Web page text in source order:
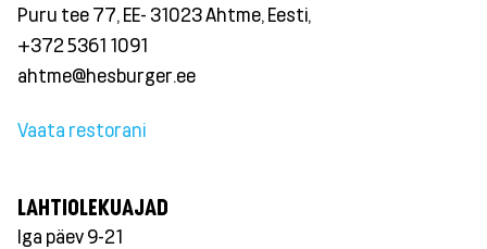
Puru tee 77, EE- 31023 Ahtme, Eesti,
+372 5361 1091
ahtme@hesburger.ee
Vaata restorani
LAHTIOLEKUAJAD
Iga päev 9-21